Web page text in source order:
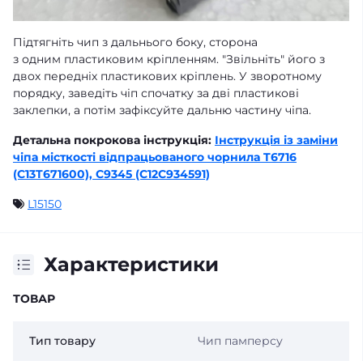
Підтягніть чип з дальнього боку, сторона
з одним пластиковим кріпленням. "Звільніть" його з
двох передніх пластикових кріплень. У зворотному
порядку, заведіть чіп спочатку за дві пластикові
заклепки, а потім зафіксуйте дальню частину чіпа.
Детальна покрокова інструкція: Інструкція із заміни
чіпа місткості відпрацьованого чорнила T6716
(C13T671600), C9345 (C12C934591)
L15150
Характеристики
ТОВАР
Тип товару Чип памперсу